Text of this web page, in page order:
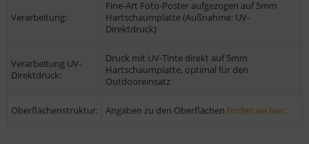
Verarbeitung:
Fine-Art Foto-Poster aufgezogen auf 5mm
Hartschaumplatte (Außnahme: UV-
Direktdruck)
Verarbeitung UV-
Direktdruck:
Druck mit UV-Tinte direkt auf 5mm
Hartschaumplatte, optimal für den
Outdooreinsatz
Oberflächenstruktur: Angaben zu den Oberflächen finden sie hier.